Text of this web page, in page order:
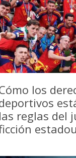
los
las reglas del